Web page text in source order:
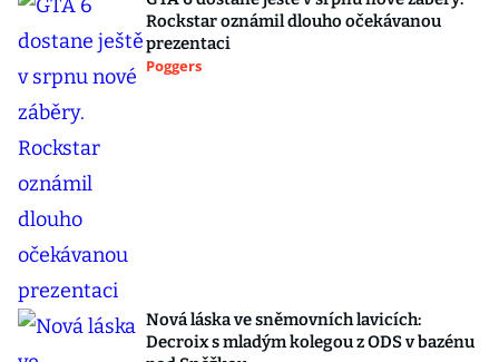
Rockstar oznámil dlouho očekávanou
prezentaci
Poggers
Nová láska ve sněmovních lavicích:
Decroix s mladým kolegou z ODS v bazénu